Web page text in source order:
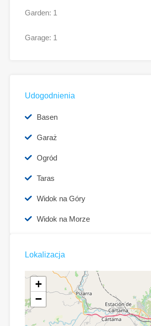
Garden: 1
Garage: 1
Udogodnienia
Basen
Garaż
Ogród
Taras
Widok na Góry
Widok na Morze
Lokalizacja
+
−